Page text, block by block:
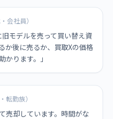
会社員）
モデルを売って買い替え資
か後に売るか、買取Xの価格
かります。」
転勤族）
売却しています。時間がな